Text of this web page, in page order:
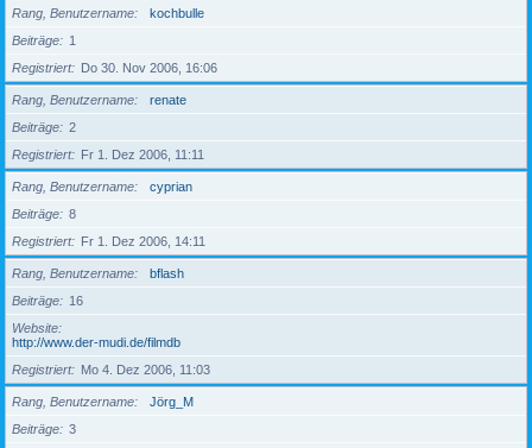
Rang, Benutzername
kochbulle
Beiträge
1
Registriert
Do 30. Nov 2006, 16:06
Rang, Benutzername
renate
Beiträge
2
Registriert
Fr 1. Dez 2006, 11:11
Rang, Benutzername
cyprian
Beiträge
8
Registriert
Fr 1. Dez 2006, 14:11
Rang, Benutzername
bflash
Beiträge
16
Website
http://www.der-mudi.de/filmdb
Registriert
Mo 4. Dez 2006, 11:03
Rang, Benutzername
Jörg_M
Beiträge
3